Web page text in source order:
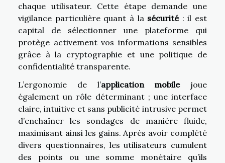
chaque utilisateur. Cette étape demande une
vigilance particulière quant à la sécurité: il est
capital de sélectionner une plateforme qui
protège activement vos informations sensibles
grâce à la cryptographie et une politique de
confidentialité transparente.
L’ergonomie de l’application mobilejoue
également un rôle déterminant ; une interface
claire, intuitive et sans publicité intrusive permet
d’enchaîner les sondages de manière fluide,
maximisant ainsi les gains. Après avoir complété
divers questionnaires, les utilisateurs cumulent
des points ou une somme monétaire qu’ils